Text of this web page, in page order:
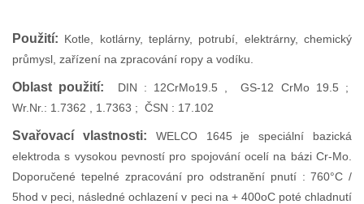
Použití: Kotle, kotlárny, teplárny, potrubí, elektrárny, chemický
průmysl, zařízení na zpracování ropy a vodíku.
Oblast použití: DIN : 12CrMo19.5 , GS-12 CrMo 19.5 ;
Wr.Nr.: 1.7362 , 1.7363 ; ČSN : 17.102
Svařovací vlastnosti: WELCO 1645 je speciální bazická
elektroda s vysokou pevností pro spojování ocelí na bázi Cr-Mo.
Doporučené tepelné zpracování pro odstranění pnutí : 760°C /
5hod v peci, následné ochlazení v peci na + 400oC poté chladnutí